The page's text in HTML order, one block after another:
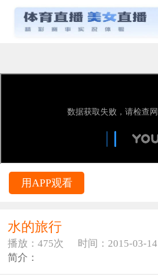
用APP观看
水的旅行
播放：475次
时间：2015-03-14
简介：